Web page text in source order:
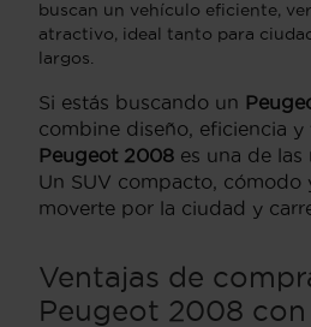
buscan un vehículo eficiente,
atractivo, ideal tanto para
largos.
Si estás buscando un
combine diseño, eficiencia y
Peugeot 2008 es una de las
Un SUV compacto, cómodo
moverte por la ciudad y
Ventajas de
Peugeot 2008